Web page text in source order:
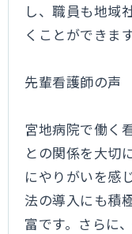
し、職員も地域
くことができます
先輩看護師の声
宮地病院で働く
との関係を大切
にやりがいを感
法の導入にも積
富です。さらに